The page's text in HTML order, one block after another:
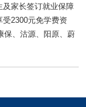
及家长签订就业保障
2300元免学费资
保、沽源、阳原、蔚